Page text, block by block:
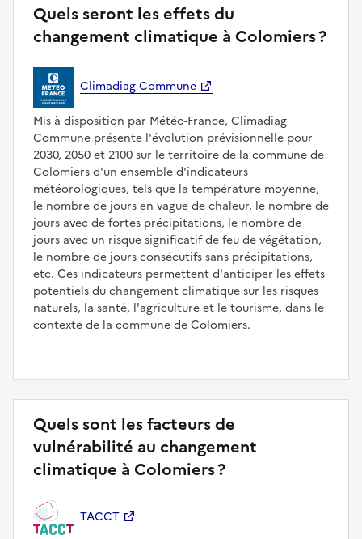
Quels seront les effets du
changement climatique à Colomiers ?
Climadiag Commune
Mis à disposition par Météo-France, Climadiag
Commune présente l'évolution prévisionnelle pour
2030, 2050 et 2100 sur le territoire de la commune de
Colomiers d'un ensemble d'indicateurs
météorologiques, tels que la température moyenne,
le nombre de jours en vague de chaleur, le nombre de
jours avec de fortes précipitations, le nombre de
jours avec un risque significatif de feu de végétation,
le nombre de jours consécutifs sans précipitations,
etc. Ces indicateurs permettent d'anticiper les effets
potentiels du changement climatique sur les risques
naturels, la santé, l'agriculture et le tourisme, dans le
contexte de la commune de Colomiers.
Quels sont les facteurs de
vulnérabilité au changement
climatique à Colomiers ?
TACCT